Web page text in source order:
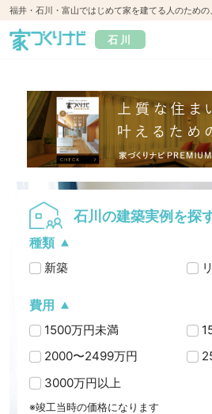
福井・石川・富山ではじめて家を建てる人のための
石川
石川の建築実例を探
種類
新築
費用
1500万円未満
2000〜2499万円
3000万円以上
※竣工当時の価格になります